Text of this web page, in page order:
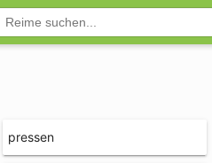
pressen